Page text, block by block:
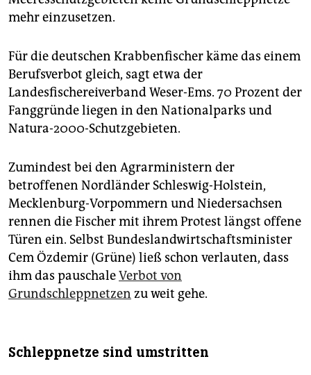
mehr einzusetzen.
Für die deutschen Krabbenfischer käme das einem
Berufsverbot gleich, sagt etwa der
Landesfischereiverband Weser-Ems. 70 Prozent der
Fanggründe liegen in den Nationalparks und
Natura-2000-Schutzgebieten.
Zumindest bei den Agrarministern der
betroffenen Nordländer Schleswig-Holstein,
Mecklenburg-Vorpommern und Niedersachsen
rennen die Fischer mit ihrem Protest längst offene
Türen ein. Selbst Bundeslandwirtschaftsminister
Cem Özdemir (Grüne) ließ schon verlauten, dass
ihm das pauschaleVerbot von
Grundschleppnetzen zu weit gehe.
Schleppnetze sind umstritten